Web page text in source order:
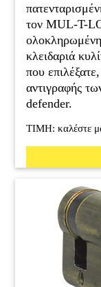
τον MUL-T-
κλειδαριά
που
αντιγραφής
defender.
ΤΙΜΗ: καλέστε